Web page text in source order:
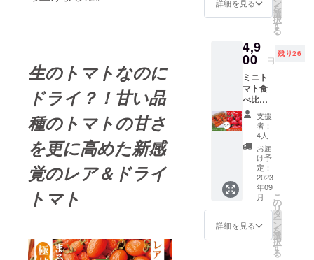
生のトマトなのに
ドライ？！甘い品
種のトマトの甘さ
を更に高めた新感
覚のレア＆ドライ
トマト
ファー
ム雫よ
でき次
第、随
時直送
いたし
ます。
賞味期
限はお
届けか
ら約1週
間（完
熟して
おり傷
みが早
いため
できる
だけ早
くお召
詳細を見る を
選
択
す
る
4,9
00 円
残り26
ミニト
マト食
べ比べ
セット
（『Kiff
TOMAT
O（16
粒入）
1箱』+
『ほれ
まる
（500
ｇ）』
） （送
料、消
支援
者：
4人
お届
け予
定：
2023
年09
月
詳細を見る
こ
の
リ
タ
ー
ン
を
選
択
す
る